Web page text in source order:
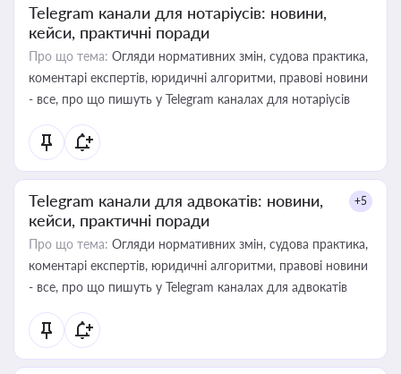
Telegram канали для нотаріусів: новини,
кейси, практичні поради
Про що тема: Огляди нормативних змін, судова практика,
коментарі експертів, юридичні алгоритми, правові новини
- все, про що пишуть у Telegram каналах для нотаріусів
Telegram канали для адвокатів: новини,
кейси, практичні поради
+5
Про що тема: Огляди нормативних змін, судова практика,
коментарі експертів, юридичні алгоритми, правові новини
- все, про що пишуть у Telegram каналах для адвокатів